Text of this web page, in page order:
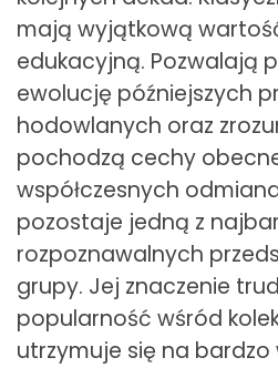
mają wyjątkową
edukacyjną. Pozwalają
ewolucję późniejszych
hodowlanych oraz
pochodzą cechy
współczesnych
pozostaje jedną z
rozpoznawalnych
grupy. Jej znaczenie
popularność wśród
utrzymuje się na bardzo